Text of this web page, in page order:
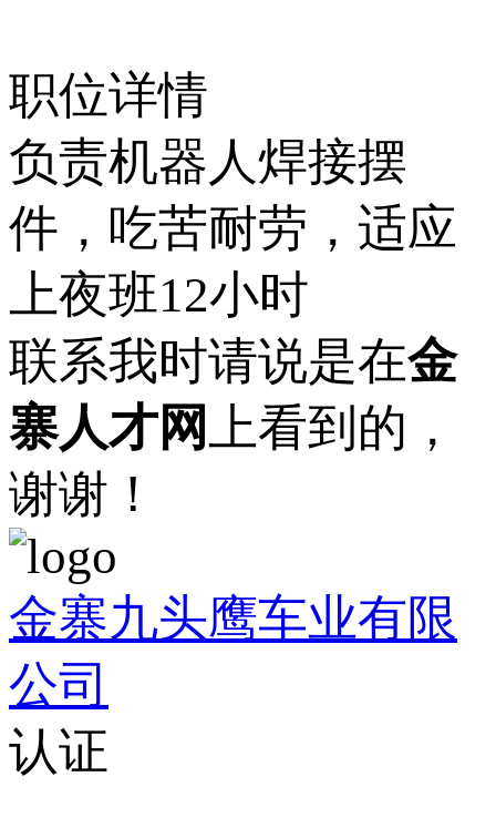
职位详情
负责机器人焊接摆
件，吃苦耐劳，适应
上夜班12小时
联系我时请说是在金
寨人才网上看到的，
谢谢！
金寨九头鹰车业有限
公司
认证